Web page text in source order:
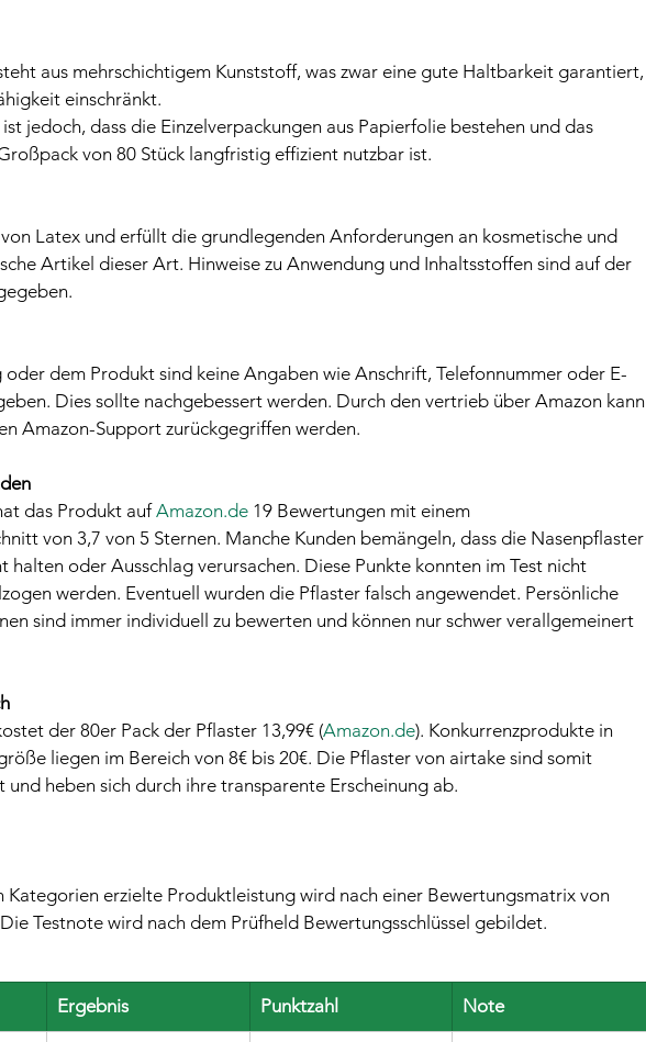
aus mehrschichtigem Kunststoff, was zwar eine gute Haltbarkeit garantiert,
einschränkt.
jedoch, dass die Einzelverpackungen aus Papierfolie bestehen und das
von 80 Stück langfristig effizient nutzbar ist.
Latex und erfüllt die grundlegenden Anforderungen an kosmetische und
Artikel dieser Art. Hinweise zu Anwendung und Inhaltsstoffen sind auf der
dem Produkt sind keine Angaben wie Anschrift, Telefonnummer oder E-
Dies sollte nachgebessert werden. Durch den vertrieb über Amazon kann
Amazon-Support zurückgegriffen werden.
das Produkt auf Amazon.de 19 Bewertungen mit einem
von 3,7 von 5 Sternen. Manche Kunden bemängeln, dass die Nasenpflaster
halten oder Ausschlag verursachen. Diese Punkte konnten im Test nicht
werden. Eventuell wurden die Pflaster falsch angewendet. Persönliche
sind immer individuell zu bewerten und können nur schwer verallgemeinert
der 80er Pack der Pflaster 13,99€ (Amazon.de). Konkurrenzprodukte in
liegen im Bereich von 8€ bis 20€. Die Pflaster von airtake sind somit
und heben sich durch ihre transparente Erscheinung ab.
Kategorien erzielte Produktleistung wird nach einer Bewertungsmatrix von
Die Testnote wird nach dem Prüfheld Bewertungsschlüssel gebildet.
Ergebnis Punktzahl Note